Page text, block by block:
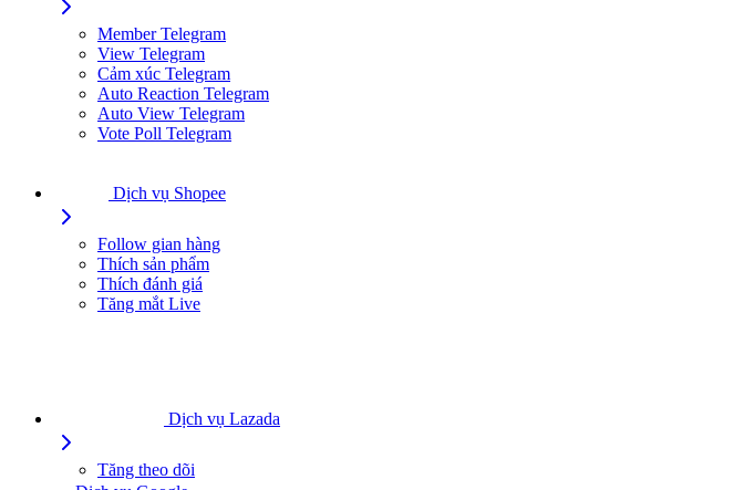
Member Telegram
View Telegram
Cảm xúc Telegram
Auto Reaction Telegram
Auto View Telegram
Vote Poll Telegram
Dịch vụ Shopee
Follow gian hàng
Thích sản phẩm
Thích đánh giá
Tăng mắt Live
Dịch vụ Lazada
Tăng theo dõi